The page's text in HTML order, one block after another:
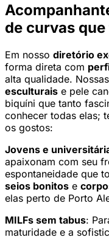
de curvas
Em nosso diretório
forma direta com
alta qualidade.
esculturais e pele
biquíni que tanto
conhecer todas elas;
os gostos:
Jovens e
apaixonam com seu
espontaneidade que
seios bonitos e
elas perto de Porto
MILFs sem tabus:
maturidade e a